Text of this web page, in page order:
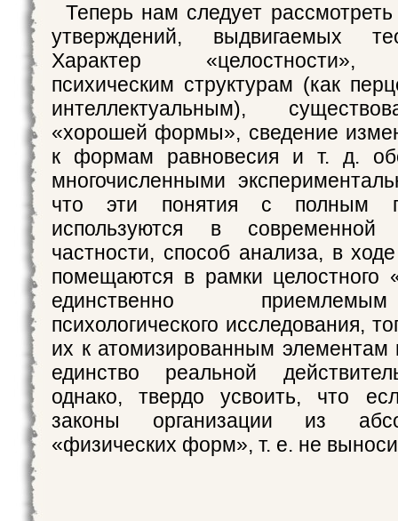
Теперь нам следует
утверждений, выдвигаемых
Характер «целостности»,
психическим структурам (как
интеллектуальным),
«хорошей формы», сведение
к формам равновесия и т. д.
многочисленными
что эти понятия с полным
используются в современной
частности, способ анализа, в
помещаются в рамки целостного
единственно
психологического исследования,
их к атомизированным элементам
единство реальной
однако, твердо усвоить, что
законы организации из
«физических форм», т. е. не